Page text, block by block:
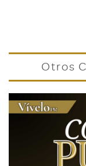
Otros